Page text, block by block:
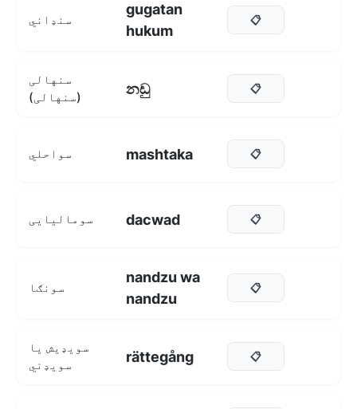
سنډاني
gugatan
hukum
📋
سنهالی
(سنهالی)
නඩු 📋
سواحلي mashtaka 📋
سومالیایی dacwad 📋
سونګا
nandzu wa
nandzu
📋
سویډیش یا
سویډني
rättegång 📋